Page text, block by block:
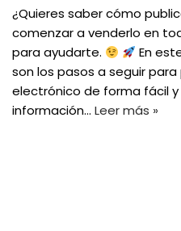
¿Quieres saber cómo
comenzar a venderlo en
para ayudarte.
En
son los pasos a seguir
electrónico de forma fácil y
información… Leer más »